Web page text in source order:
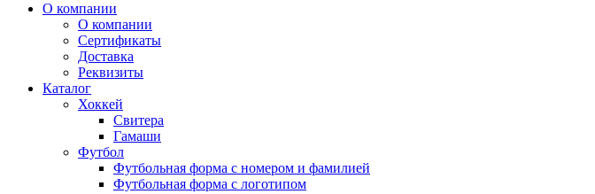
О компании
О компании
Сертификаты
Доставка
Реквизиты
Каталог
Хоккей
Свитера
Гамаши
Футбол
Футбольная форма с номером и фамилией
Футбольная форма с логотипом